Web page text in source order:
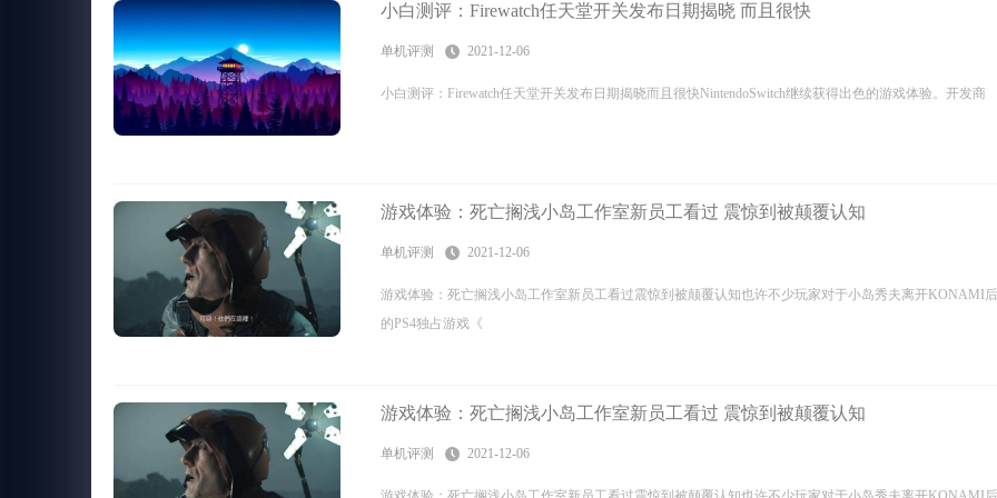
小白测评：Firewatch任天堂开关发布日期揭晓 而且很快
单机评测 2021-12-06
小白测评：Firewatch任天堂开关发布日期揭晓而且很快NintendoSwitch继续获得出色的游戏体验。开发商
游戏体验：死亡搁浅小岛工作室新员工看过 震惊到被颠覆认知
单机评测 2021-12-06
游戏体验：死亡搁浅小岛工作室新员工看过震惊到被颠覆认知也许不少玩家对于小岛秀夫离开KONAMI
的PS4独占游戏《
游戏体验：死亡搁浅小岛工作室新员工看过 震惊到被颠覆认知
单机评测 2021-12-06